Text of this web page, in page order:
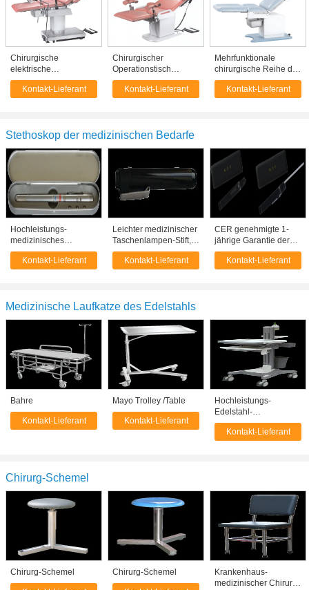
Chirurgische
elektrische
Operationstisch-
Doppelt-Steuerung mit
Kontakt-Lieferant
Chirurgischer
Operationstisch
Wechselstroms 220V
50HZ 1.0kw mit
Kontakt-Lieferant
Mehrfunktionale
chirurgische Reihe des
Operationstisch-ET400
mit Höhenverstellung
Kontakt-Lieferant
Stethoskop der medizinischen Bedarfe
Hochleistungs-
medizinisches
Anzeigestange CER
genehmigt, ersteigbar
Kontakt-Lieferant
Leichter medizinischer
Taschenlampen-Stift,
Krankenschwester
personifizierte
Kontakt-Lieferant
CER genehmigte 1-
jährige Garantie der
medizinischen
Taschenlampen-
Kontakt-Lieferant
Medizinische Laufkatze des Edelstahls
Bahre
Kontakt-Lieferant
Mayo Trolley /Table
Kontakt-Lieferant
Hochleistungs-
Edelstahl-
medizinische
Laufkatzen-
Kontakt-Lieferant
Chirurg-Schemel
Chirurg-Schemel Chirurg-Schemel
Krankenhaus-
medizinischer Chirurg